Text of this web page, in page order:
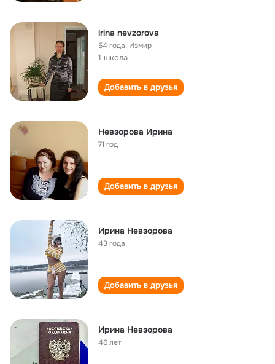
irina nevzorova
54 года, Измир
1 школа
Добавить в друзья
Невзорова Ирина
71 год
Добавить в друзья
Ирина Невзорова
43 года
Добавить в друзья
Ирина Невзорова
46 лет